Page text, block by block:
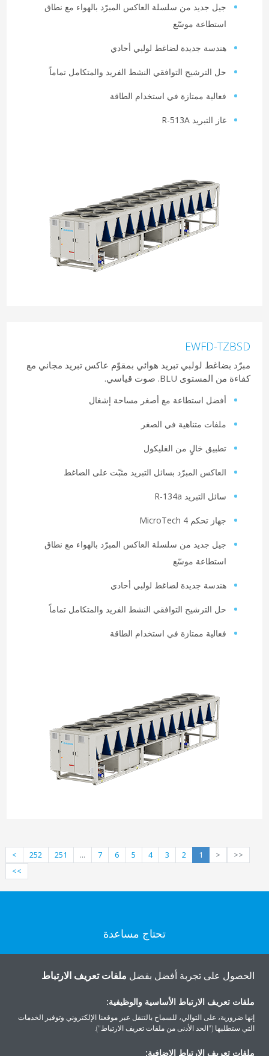
جيل جديد من سلسلة العاكس المبرّد بالهواء مع نطاق
استطاعة موسّع
هندسة جديدة لضاغط لولبي أحادي
حل الترشيح التوافقي النشط الفريد والمتكامل تماماً
فعالية ممتازة في استخدام الطاقة
غاز التبريد R-513A
EWFD-TZBSD
مبرّد بضاغط لولبي تبريد هوائي بمقوّم عاكس تبريد مجاني مع
كفاءة من المستوى BLU. صوت قياسي.
أفضل استطاعة مع أصغر مساحة إشغال
ملفات متناهية في الصغر
تطبيق خالٍ من الغليكول
العاكس المبرّد بسائل التبريد مثبّت على الضاغط
سائل التبريد R-134a
جهاز تحكم MicroTech 4
جيل جديد من سلسلة العاكس المبرّد بالهواء مع نطاق
استطاعة موسّع
هندسة جديدة لضاغط لولبي أحادي
حل الترشيح التوافقي النشط الفريد والمتكامل تماماً
فعالية ممتازة في استخدام الطاقة
<<
<
1
2
3
4
5
6
7
...
251
252
>
>>
تحتاج مساعدة
اتصل بنا
الحصول على تجربة أفضل بفضل ملفات تعريف الارتباط
ملفات تعريف الارتباط الأساسية والوظيفية:
إنها ضرورية، على التوالي، للسماح بالتنقل عبر موقعنا الإلكتروني وتوفير الخدمات
التي ستطلبها ("الحد الأدنى من ملفات تعريف الارتباط").
ملفات تعريف الارتباط الإضافية: